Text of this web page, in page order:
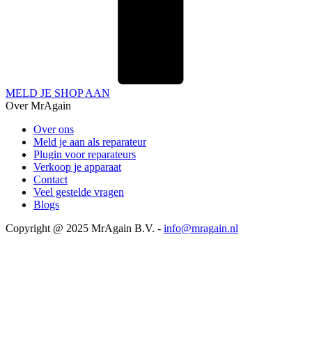
MELD JE SHOP AAN
Over MrAgain
Over ons
Meld je aan als reparateur
Plugin voor reparateurs
Verkoop je apparaat
Contact
Veel gestelde vragen
Blogs
Copyright @ 2025 MrAgain B.V. - info@mragain.nl